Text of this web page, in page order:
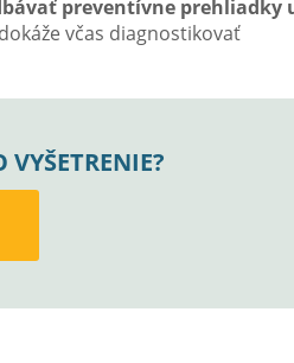
preventívne prehliadky
včas diagnostikovať